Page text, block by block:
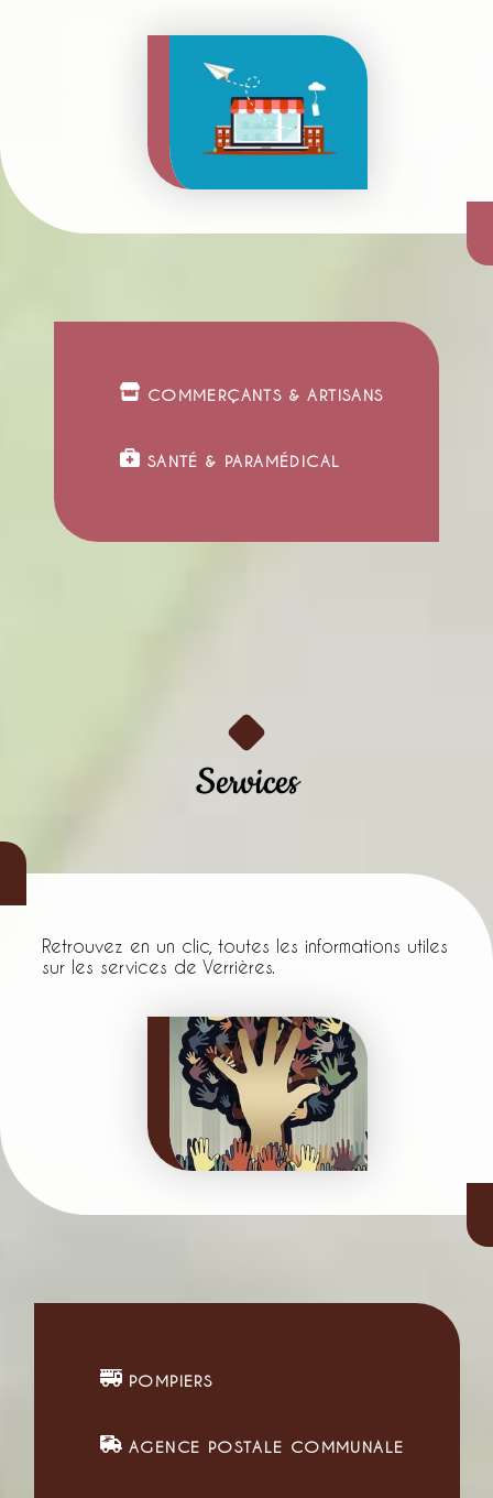
COMMERÇANTS & ARTISANS
SANTÉ & PARAMÉDICAL
Services
Retrouvez en un clic, toutes les informations utiles
sur les services de Verrières.
POMPIERS
AGENCE POSTALE COMMUNALE